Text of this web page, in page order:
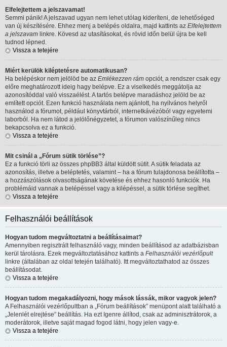
Elfelejtettem a jelszavamat!
Semmi pánik! A jelszavad ugyan nem lehet utólag kideríteni, de lehetőséged
van új készítésére. Ehhez menj a belépés oldalra, majd kattints az Elfelejtettem
a jelszavam linkre. Kövesd az utasításokat, és rövid időn belül újra be kell
tudnod lépned.
Vissza a tetejére
Miért kerülök kiléptetésre automatikusan?
Ha belépéskor nem jelölöd be az Emlékezzen rám opciót, a rendszer csak egy
előre meghatározott ideig hagy belépve. Ez a viselkedés meggátolja az
azonosítóddal való visszaélést. A tartós belépve maradáshoz jelöld be az
említett opciót. Ezen funkció használata nem ajánlott, ha nyilvános helyről
használod a fórumot, például könyvtárból, internetkávézóból vagy egyetemi
laborból. Ha nem látod a jelölőnégyzetet, a fórumon valószínűleg nincs
bekapcsolva ez a funkció.
Vissza a tetejére
Mit csinál a „Fórum sütik törlése”?
Ez a funkció törli az összes phpBB3 által küldött sütit. A sütik feladata az
azonosítás, illetve a beléptetés, valamint – ha a fórum tulajdonosa beállította –
a hozzászólások olvasottságának követése és ehhez hasonló funkciók. Ha
problémáid vannak a belépéssel vagy a kilépéssel, a sütik törlése segíthet.
Vissza a tetejére
Felhasználói beállítások
Hogyan tudom megváltoztatni a beállításaimat?
Amennyiben regisztrált felhasználó vagy, minden beállításod az adatbázisban
kerül tárolásra. Ezek megváltoztatásához kattints a Felhasználói vezérlőpult
linkre (általában az oldal tetején található). Itt megváltoztathatod az összes
beállításodat.
Vissza a tetejére
Hogyan tudom megakadályozni, hogy mások lássák, mikor vagyok jelen?
A Felhasználói vezérlőpultban a „Fórum beállítások” menüpont alatt található a
„Jelenlét elrejtése” beállítás. Ha ezt Igenre állítod, csak az adminisztrátorok, a
moderátorok, illetve saját magad fogod látni, hogy jelen vagy-e.
Vissza a tetejére